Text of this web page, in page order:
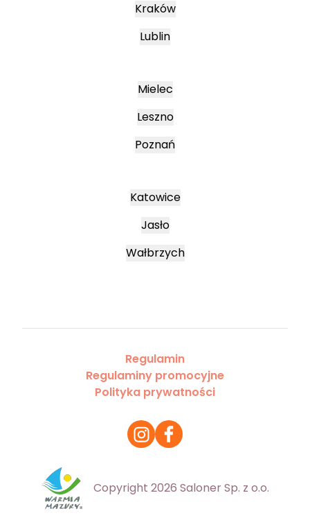
Kraków
Lublin
Mielec
Leszno
Poznań
Katowice
Jasło
Wałbrzych
Regulamin
Regulaminy promocyjne
Polityka prywatności
Copyright 2026 Saloner Sp. z o.o.